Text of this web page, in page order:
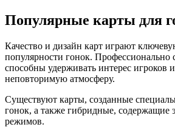
Популярные карты для
Качество и дизайн карт играют
популярности гонок. Профессионально
способны удерживать интерес игроков
неповторимую атмосферу.
Существуют карты, созданные
гонок, а также гибридные, содержащие
режимов.